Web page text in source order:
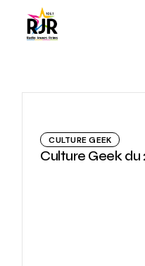
content
CULTURE GEEK
Culture Geek du